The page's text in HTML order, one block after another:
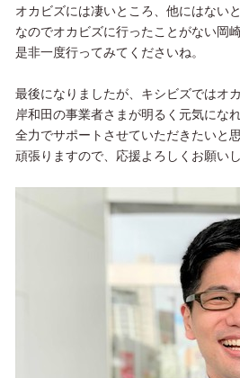
オカビズには凄いところ、他にはない
なのでオカビズに行ったことがない岡
是非一度行ってみてくださいね。
最後になりましたが、キシビズではオ
岸和田の事業者さまが明るく元気になれ
全力でサポートさせていただきたいと思
頑張りますので、応援よろしくお願い